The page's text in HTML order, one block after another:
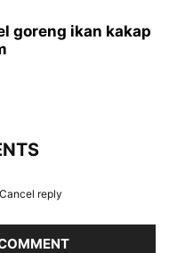
goreng ikan kakap
Cancel reply